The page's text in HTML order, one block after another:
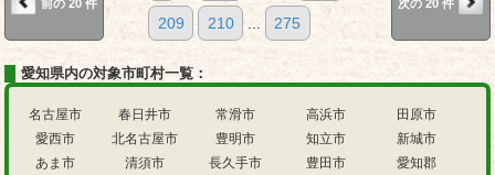
前の 20 件
209 210 275
次の 20 件
愛知県内の対象市町村一覧：
名古屋市
愛西市
あま市
春日井市
北名古屋市
清須市
常滑市
豊明市
長久手市
高浜市
知立市
豊田市
田原市
新城市
愛知郡